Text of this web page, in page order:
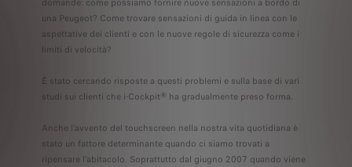
una Peugeot? Come trovare sensazioni di guida in linea con le
aspettative dei clienti e con le nuove regole di sicurezza come i
limiti di velocità?
È stato cercando risposte a questi problemi e sulla base di vari
studi sui clienti che i-Cockpit® ha gradualmente preso forma.
Anche l'avvento del touchscreen nella nostra vita quotidiana è
stato un fattore determinante quando ci siamo trovati a
ripensare l'abitacolo. Soprattutto dal giugno 2007 quando viene